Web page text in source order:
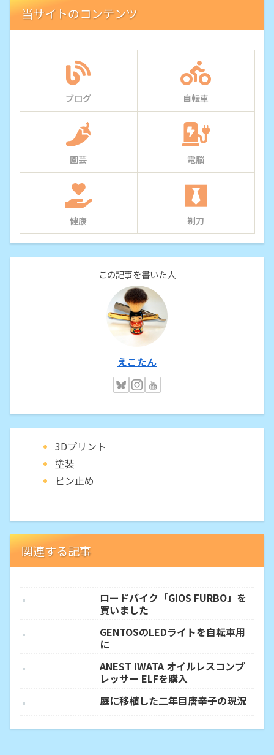
当サイトのコンテンツ
ブログ 自転車
園芸 電脳
健康 剃刀
この記事を書いた人
えこたん
3Dプリント
塗装
ピン止め
関連する記事
ロードバイク「GIOS FURBO」を
買いました
GENTOSのLEDライトを自転車用
に
ANEST IWATA オイルレスコンプ
レッサー ELFを購入
庭に移植した二年目唐辛子の現況